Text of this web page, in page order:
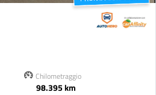
Chilometraggio
98.395 km